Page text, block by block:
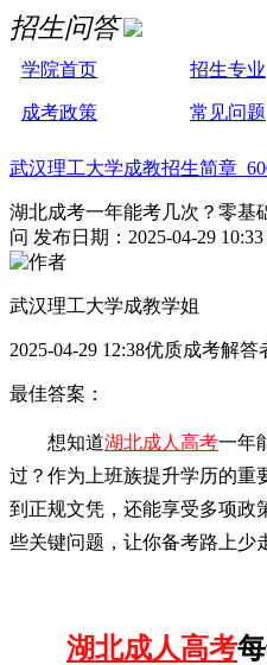
招生问答
学院首页 招生专业
成考政策 常见问题
武汉理工大学成教招生简章
湖北成考一年能考几次？零基
问 发布日期：2025-04-29 10:33
武汉理工大学成教学姐
2025-04-29 12:38优质成考解答
最佳答案：
想知道湖北成人高考一年
过？作为上班族提升学历的重
到正规文凭，还能享受多项政
些关键问题，让你备考路上少
湖北成人高考